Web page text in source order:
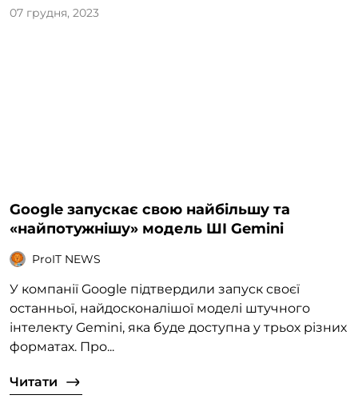
07 грудня, 2023
Google запускає свою найбільшу та
«найпотужнішу» модель ШІ Gemini
ProIT NEWS
У компанії Google підтвердили запуск своєї
останньої, найдосконалішої моделі штучного
інтелекту Gemini, яка буде доступна у трьох різних
форматах. Про...
Читати